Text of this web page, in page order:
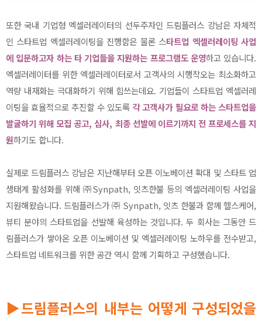
또한 국내 기업형 엑셀러레이터의 선두주자인 드림플러스 강남은 자체적
인 스타트업 엑셀러레이팅을 진행함은 물론 스타트업 엑셀러레이팅 사업
에 입문하고자 하는 타 기업들을 지원하는 프로그램도 운영하고 있습니다.
엑셀러레이터를 위한 엑셀러레이터로서 고객사의 시행착오는 최소화하고
역량 내재화는 극대화하기 위해 힘쓰는데요. 기업들이 스타트업 엑셀러레
이팅을 효율적으로 추진할 수 있도록 각 고객사가 필요로 하는 스타트업을
발굴하기 위해 모집 공고, 심사, 최종 선발에 이르기까지 전 프로세스를 지
원하기도 합니다.
실제로 드림플러스 강남은 지난해부터 오픈 이노베이션 확대 및 스타트 업
생태계 활성화를 위해 ㈜Synpath, 잇츠한불 등의 엑셀러레이팅 사업을
지원해왔습니다. 드림플러스가 ㈜ Synpath, 잇츠 한불과 함께 헬스케어,
뷰티 분야의 스타트업을 선발해 육성하는 것입니다. 두 회사는 그동안 드
림플러스가 쌓아온 오픈 이노베이션 및 엑셀러레이팅 노하우를 전수받고,
스타트업 네트워크를 위한 공간 역시 함께 기획하고 구성했습니다.
▶드림플러스의 내부는 어떻게 구성되었을